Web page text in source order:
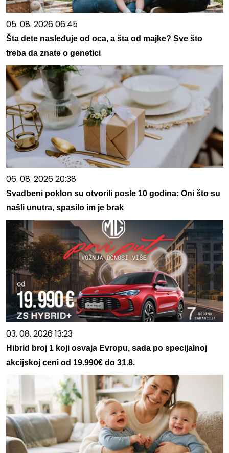
05. 08. 2026 06:45
Šta dete nasleđuje od oca, a šta od majke? Sve što
treba da znate o genetici
06. 08. 2026 20:38
Svadbeni poklon su otvorili posle 10 godina: Oni što su
našli unutra, spasilo im je brak
03. 08. 2026 13:23
Hibrid broj 1 koji osvaja Evropu, sada po specijalnoj
akcijskoj ceni od 19.990€ do 31.8.